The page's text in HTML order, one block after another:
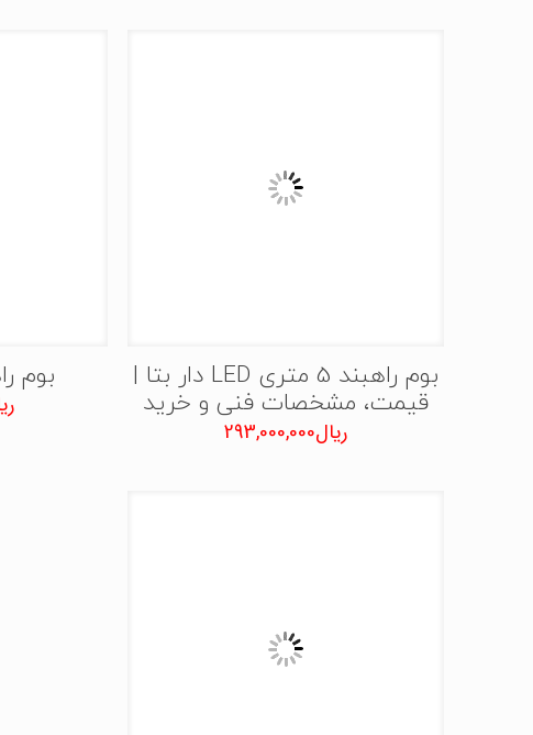
بوم راهبند 5 متری LED دار بتا |
قیمت، مشخصات فنی و خرید
ریال293,000,000
بوم